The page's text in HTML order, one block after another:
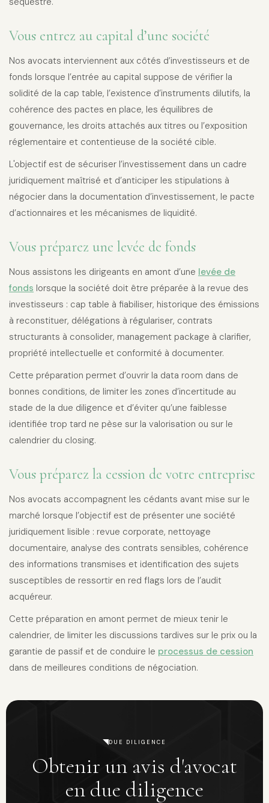
Vous entrez au capital d’une société
Nos avocats interviennent aux côtés d’investisseurs et de
fonds lorsque l’entrée au capital suppose de vérifier la
solidité de la cap table, l’existence d’instruments dilutifs, la
cohérence des pactes en place, les équilibres de
gouvernance, les droits attachés aux titres ou l’exposition
réglementaire et contentieuse de la société cible.
L'objectif est de sécuriser l’investissement dans un cadre
juridiquement maîtrisé et d’anticiper les stipulations à
négocier dans la documentation d’investissement, le pacte
d’actionnaires et les mécanismes de liquidité.
Vous préparez une levée de fonds
Nous assistons les dirigeants en amont d’une levée de
fonds lorsque la société doit être préparée à la revue des
investisseurs : cap table à fiabiliser, historique des émissions
à reconstituer, délégations à régulariser, contrats
structurants à consolider, management package à clarifier,
propriété intellectuelle et conformité à documenter.
Cette préparation permet d’ouvrir la data room dans de
bonnes conditions, de limiter les zones d’incertitude au
stade de la due diligence et d’éviter qu’une faiblesse
identifiée trop tard ne pèse sur la valorisation ou sur le
calendrier du closing.
Vous préparez la cession de votre entreprise
Nos avocats accompagnent les cédants avant mise sur le
marché lorsque l’objectif est de présenter une société
juridiquement lisible : revue corporate, nettoyage
documentaire, analyse des contrats sensibles, cohérence
des informations transmises et identification des sujets
susceptibles de ressortir en red flags lors de l’audit
acquéreur.
Cette préparation en amont permet de mieux tenir le
calendrier, de limiter les discussions tardives sur le prix ou la
garantie de passif et de conduire le processus de cession
dans de meilleures conditions de négociation.
DUE DILIGENCE
Obtenir un avis d'avocat
en due diligence